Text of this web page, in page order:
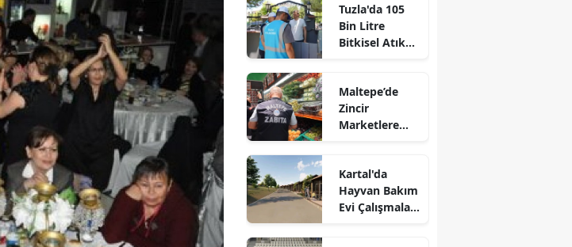
Tuzla'da 105
Bin Litre
Bitkisel Atık
Maltepe’de
Zincir
Marketlere
Kartal'da
Hayvan Bakım
Evi Çalışmaları